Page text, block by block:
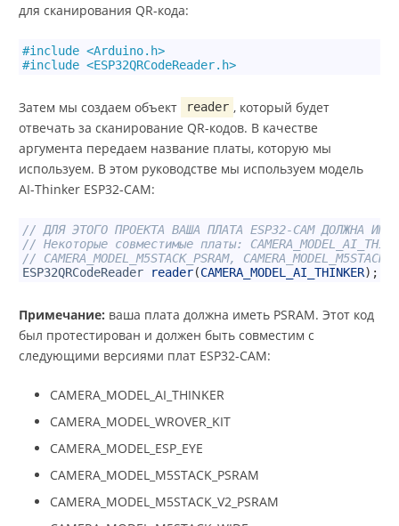
для сканирования QR-кода:
#include <Arduino.h>
#include <ESP32QRCodeReader.h>
Затем мы создаем объект reader , который будет
отвечать за сканирование QR-кодов. В качестве
аргумента передаем название платы, которую мы
используем. В этом руководстве мы используем модель
AI-Thinker ESP32-CAM:
// ДЛЯ ЭТОГО ПРОЕКТА ВАША ПЛАТА ESP32-CAM ДОЛЖНА
// Некоторые совместимые платы:
// CAMERA_MODEL_M5STACK_PSRAM,
ESP32QRCodeReader
reader(CAMERA_MODEL_AI_THINKER) ;
Примечание: ваша плата должна иметь PSRAM. Этот код
был протестирован и должен быть совместим с
следующими версиями плат ESP32-CAM:
CAMERA_MODEL_AI_THINKER
CAMERA_MODEL_WROVER_KIT
CAMERA_MODEL_ESP_EYE
CAMERA_MODEL_M5STACK_PSRAM
CAMERA_MODEL_M5STACK_V2_PSRAM